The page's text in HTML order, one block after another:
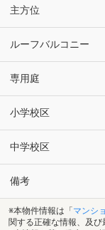
主方位
ルーフバルコニー
専用庭
小学校区
中学校区
備考
※本物件情報は「 マンシ
関する正確な情報、及び